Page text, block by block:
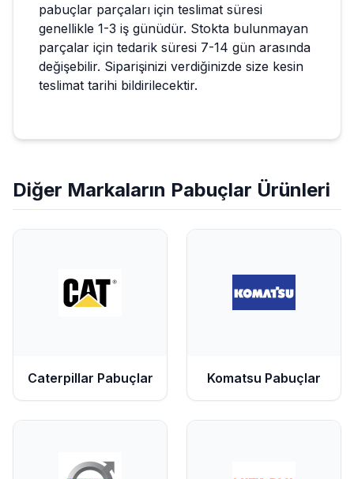
pabuçlar parçaları için teslimat süresi
genellikle 1-3 iş günüdür. Stokta bulunmayan
parçalar için tedarik süresi 7-14 gün arasında
değişebilir. Siparişinizi verdiğinizde size kesin
teslimat tarihi bildirilecektir.
Diğer Markaların Pabuçlar Ürünleri
Caterpillar Pabuçlar Komatsu Pabuçlar